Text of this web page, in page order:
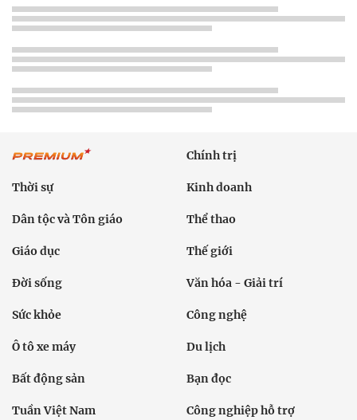
Chính trị
Thời sự Kinh doanh
Dân tộc và Tôn giáo Thể thao
Giáo dục Thế giới
Đời sống Văn hóa - Giải trí
Sức khỏe Công nghệ
Ô tô xe máy Du lịch
Bất động sản Bạn đọc
Tuần Việt Nam Công nghiệp hỗ trợ